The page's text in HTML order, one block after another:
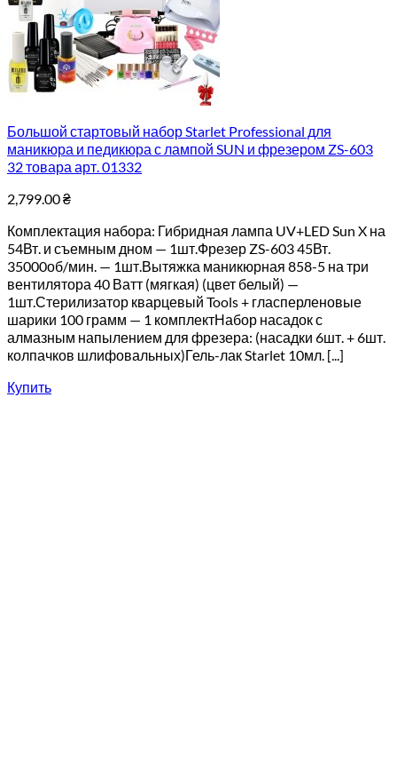
Большой стартовый набор Starlet Professional для
маникюра и педикюра с лампой SUN и фрезером ZS-603
32 товара арт. 01332
2,799.00₴
Комплектация набора: Гибридная лампа UV+LED Sun X на
54Вт. и съемным дном — 1шт.Фрезер ZS-603 45Вт.
35000об/мин. — 1шт.Вытяжка маникюрная 858-5 на три
вентилятора 40 Ватт (мягкая) (цвет белый) —
1шт.Стерилизатор кварцевый Tools + гласперленовые
шарики 100 грамм — 1 комплектНабор насадок с
алмазным напылением для фрезера: (насадки 6шт. + 6шт.
колпачков шлифовальных)Гель-лак Starlet 10мл. [...]
Купить